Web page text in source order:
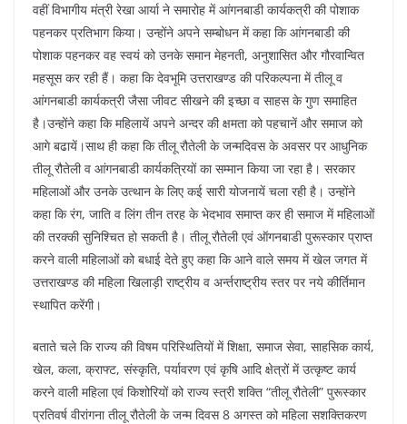
वहीं विभागीय मंत्री रेखा आर्या ने समारोह में आंगनबाडी कार्यकत्री की पोशाक
पहनकर प्रतिभाग किया। उन्होंने अपने सम्बोधन में कहा कि आंगनबाडी की
पोशाक पहनकर वह स्वयं को उनके समान मेहनती, अनुशासित और गौरवान्वित
महसूस कर रही हैं। कहा कि देवभूमि उत्तराखण्ड की परिकल्पना में तीलू व
आंगनबाडी कार्यकत्री जैसा जीवट सीखने की इच्छा व साहस के गुण समाहित
है।उन्होंने कहा कि महिलायें अपने अन्दर की क्षमता को पहचानें और समाज को
आगे बढायें।साथ ही कहा कि तीलू रौतेली के जन्मदिवस के अवसर पर आधुनिक
तीलू रौतेली व आंगनबाडी कार्यकत्रियों का सम्मान किया जा रहा है। सरकार
महिलाओं और उनके उत्थान के लिए कई सारी योजनायें चला रही है। उन्होंने
कहा कि रंग, जाति व लिंग तीन तरह के भेदभाव समाप्त कर ही समाज में महिलाओं
की तरक्की सुनिश्चित हो सकती है। तीलू रौतेली एवं ऑगनबाडी पुरूस्कार प्राप्त
करने वाली महिलाओं को बधाई देते हुए कहा कि आने वाले समय में खेल जगत में
उत्तराखण्ड की महिला खिलाड़ी राष्ट्रीय व अर्न्तराष्ट्रीय स्तर पर नये कीर्तिमान
स्थापित करेंगी।
बताते चले कि राज्य की विषम परिस्थितियों में शिक्षा, समाज सेवा, साहसिक कार्य,
खेल, कला, क्राफ्ट, संस्कृति, पर्यावरण एवं कृषि आदि क्षेत्रों में उत्कृष्ट कार्य
करने वाली महिला एवं किशोरियों को राज्य स्त्री शक्ति “तीलू रौतेली” पुरूस्कार
प्रतिवर्ष वीरांगना तीलू रौतेली के जन्म दिवस 8 अगस्त को महिला सशक्तिकरण